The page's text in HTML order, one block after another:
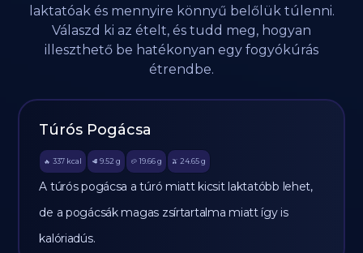
laktatóak és mennyire könnyű belőlük túlenni.
Válaszd ki az ételt, és tudd meg, hogyan
illeszthető be hatékonyan egy fogyókúrás
étrendbe.
Túrós Pogácsa
🔥 337 kcal 🥩 9.52 g 🥔 19.66g 🫒 24.65 g
A túrós pogácsa a túró miatt kicsit laktatóbb lehet,
de a pogácsák magas zsírtartalma miatt így is
kalóriadús.